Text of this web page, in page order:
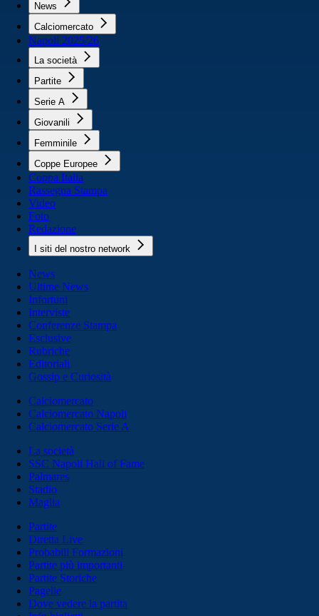
News
Calciomercato
Napoli 2025/26
La società
Partite
Serie A
Giovanili
Femminile
Coppe Europee
Coppa Italia
Rassegna Stampa
Video
Foto
Redazione
I siti del nostro network
News
Ultime News
Infortuni
Interviste
Conferenze Stampa
Esclusive
Rubriche
Editoriali
Gossip e Curiosità
Calciomercato
Calciomercato Napoli
Calciomercato Serie A
La società
SSC Napoli Hall of Fame
Palmares
Stadio
Maglia
Partite
Diretta Live
Probabili Formazioni
Partite più importanti
Partite Storiche
Pagelle
Dove vedere la partita